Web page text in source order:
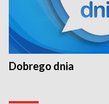
Dobrego dnia